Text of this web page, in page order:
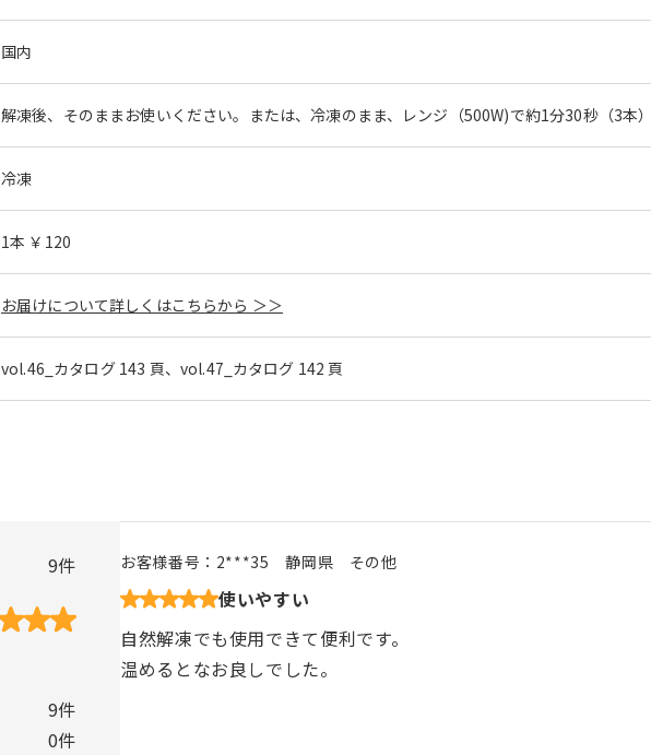
国内
解凍後、そのままお使いください。または、冷凍のまま、レンジ（500W)で約1分30秒（3本
冷凍
1本 ￥120
お届けについて詳しくはこちらから ＞＞
vol.46_カタログ 143 頁、vol.47_カタログ 142 頁
9件
9件
0件
お客様番号： 2***35 静岡県 その他
使いやすい
自然解凍でも使用できて便利です。
温めるとなお良しでした。